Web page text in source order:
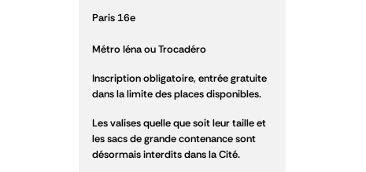
Paris 16e
Métro Iéna ou Trocadéro
Inscription obligatoire, entrée gratuite
dans la limite des places disponibles.
Les valises quelle que soit leur taille et
les sacs de grande contenance sont
désormais interdits dans la Cité.